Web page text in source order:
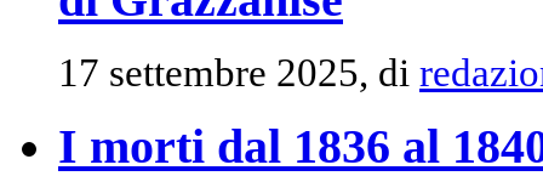
17 settembre 2025, di
I morti dal 1836 al